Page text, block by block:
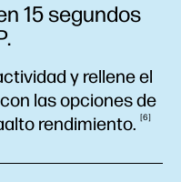
15 segundos
y rellene el
las opciones de
rendimiento. 6